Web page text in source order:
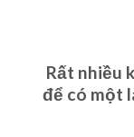
Rất nhiều
để có một